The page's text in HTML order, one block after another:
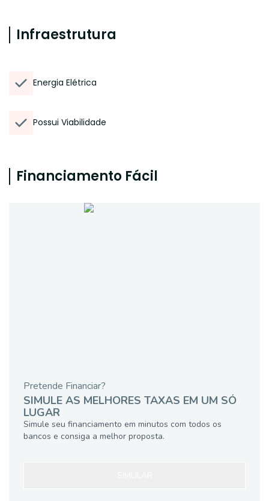
Infraestrutura
Energia Elétrica
Possui Viabilidade
Financiamento Fácil
Pretende Financiar?
SIMULE AS MELHORES TAXAS EM UM SÓ
LUGAR
Simule seu financiamento em minutos com todos os
bancos e consiga a melhor proposta.